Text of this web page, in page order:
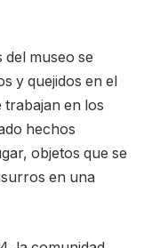
museo se
y quejidos en el
trabajan en los
hechos
objetos que se
en una